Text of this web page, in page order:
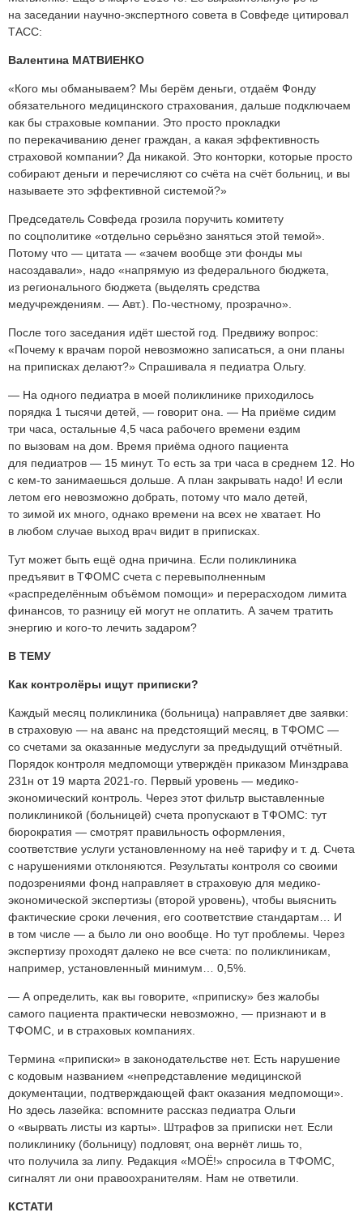
на заседании научно-экспертного совета в Совфеде цитировал
ТАСС:
Валентина МАТВИЕНКО
«Кого мы обманываем? Мы берём деньги, отдаём Фонду
обязательного медицинского страхования, дальше подключаем
как бы страховые компании. Это просто прокладки
по перекачиванию денег граждан, а какая эффективность
страховой компании? Да никакой. Это конторки, которые просто
собирают деньги и перечисляют со счёта на счёт больниц, и вы
называете это эффективной системой?»
Председатель Совфеда грозила поручить комитету
по соцполитике «отдельно серьёзно заняться этой темой».
Потому что — цитата — «зачем вообще эти фонды мы
насоздавали», надо «напрямую из федерального бюджета,
из регионального бюджета (выделять средства
медучреждениям. — Авт.). По-честному, прозрачно».
После того заседания идёт шестой год. Предвижу вопрос:
«Почему к врачам порой невозможно записаться, а они планы
на приписках делают?» Спрашивала я педиатра Ольгу.
— На одного педиатра в моей поликлинике приходилось
порядка 1 тысячи детей, — говорит она. — На приёме сидим
три часа, остальные 4,5 часа рабочего времени ездим
по вызовам на дом. Время приёма одного пациента
для педиатров — 15 минут. То есть за три часа в среднем 12. Но
с кем-то занимаешься дольше. А план закрывать надо! И если
летом его невозможно добрать, потому что мало детей,
то зимой их много, однако времени на всех не хватает. Но
в любом случае выход врач видит в приписках.
Тут может быть ещё одна причина. Если поликлиника
предъявит в ТФОМС счета с перевыполненным
«распределённым объёмом помощи» и перерасходом лимита
финансов, то разницу ей могут не оплатить. А зачем тратить
энергию и кого-то лечить задаром?
В ТЕМУ
Как контролёры ищут приписки?
Каждый месяц поликлиника (больница) направляет две заявки:
в страховую — на аванс на предстоящий месяц, в ТФОМС —
со счетами за оказанные медуслуги за предыдущий отчётный.
Порядок контроля медпомощи утверждён приказом Минздрава
231н от 19 марта 2021-го. Первый уровень — медико-
экономический контроль. Через этот фильтр выставленные
поликлиникой (больницей) счета пропускают в ТФОМС: тут
бюрократия — смотрят правильность оформления,
соответствие услуги установленному на неё тарифу и т. д. Счета
с нарушениями отклоняются. Результаты контроля со своими
подозрениями фонд направляет в страховую для медико-
экономической экспертизы (второй уровень), чтобы выяснить
фактические сроки лечения, его соответствие стандартам… И
в том числе — а было ли оно вообще. Но тут проблемы. Через
экспертизу проходят далеко не все счета: по поликлиникам,
например, установленный минимум… 0,5%.
— А определить, как вы говорите, «приписку» без жалобы
самого пациента практически невозможно, — признают и в
ТФОМС, и в страховых компаниях.
Термина «приписки» в законодательстве нет. Есть нарушение
с кодовым названием «непредставление медицинской
документации, подтверждающей факт оказания медпомощи».
Но здесь лазейка: вспомните рассказ педиатра Ольги
о «вырвать листы из карты». Штрафов за приписки нет. Если
поликлинику (больницу) подловят, она вернёт лишь то,
что получила за липу. Редакция «МОЁ!» спросила в ТФОМС,
сигналят ли они правоохранителям. Нам не ответили.
КСТАТИ